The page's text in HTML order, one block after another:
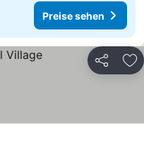
Preise sehen
Teilen